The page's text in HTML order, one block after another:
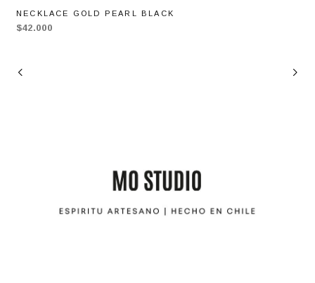
NECKLACE GOLD PEARL BLACK
$42.000